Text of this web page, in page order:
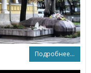
Подробнее...